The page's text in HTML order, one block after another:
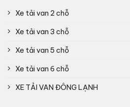
Xe tải van 2 chỗ
Xe tải van 3 chỗ
Xe tải van 5 chỗ
Xe tải van 6 chỗ
XE TẢI VAN ĐÔNG LẠNH